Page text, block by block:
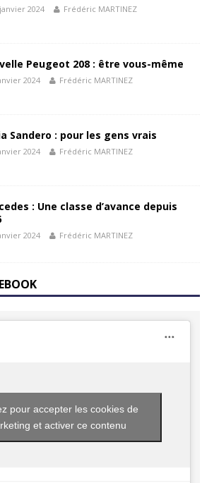
2024 Frédéric MARTINEZ
Peugeot 208 : être vous-même
2024 Frédéric MARTINEZ
Sandero : pour les gens vrais
2024 Frédéric MARTINEZ
: Une classe d’avance depuis
2024 Frédéric MARTINEZ
pour accepter les cookies de
et activer ce contenu